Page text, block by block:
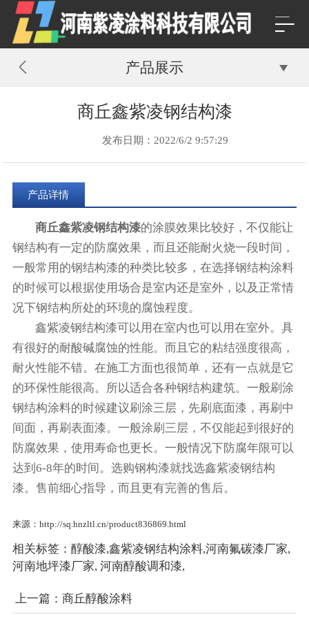
产品展示
商丘鑫紫凌钢结构漆
发布日期：2022/6/2 9:57:29
产品详情
商丘鑫紫凌钢结构漆的涂膜效果比较好，不仅能让
钢结构有一定的防腐效果，而且还能耐火烧一段时间，
一般常用的钢结构漆的种类比较多，在选择钢结构涂料
的时候可以根据使用场合是室内还是室外，以及正常情
况下钢结构所处的环境的腐蚀程度。
鑫紫凌钢结构漆可以用在室内也可以用在室外。具
有很好的耐酸碱腐蚀的性能。而且它的粘结强度很高，
耐火性能不错。在施工方面也很简单，还有一点就是它
的环保性能很高。所以适合各种钢结构建筑。一般刷涂
钢结构涂料的时候建议刷涂三层，先刷底面漆，再刷中
间面，再刷表面漆。一般涂刷三层，不仅能起到很好的
防腐效果，使用寿命也更长。一般情况下防腐年限可以
达到6-8年的时间。选购钢构漆就找选鑫紫凌钢结构
漆。售前细心指导，而且更有完善的售后。
来源：http://sq.hnzltl.cn/product836869.html
相关标签： 醇酸漆,鑫紫凌钢结构涂料,河南氟碳漆厂家,
河南地坪漆厂家,河南醇酸调和漆,
上一篇： 商丘醇酸涂料